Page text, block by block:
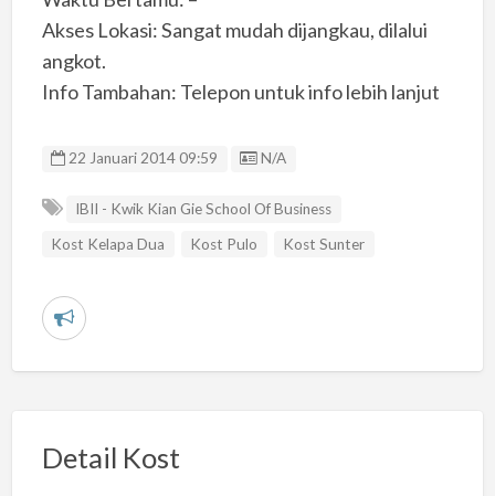
Akses Lokasi: Sangat mudah dijangkau, dilalui
angkot.
Info Tambahan: Telepon untuk info lebih lanjut
22 Januari 2014 09:59 Listing ID
N/A
IBII - Kwik Kian Gie School Of Business
Kost Kelapa Dua
Kost Pulo Kost Sunter
L
r
Detail Kost